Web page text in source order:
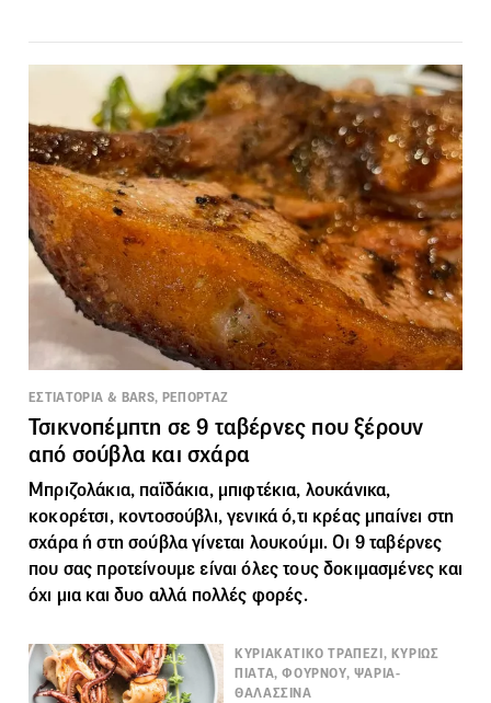
ΕΣΤΙΑΤΟΡΙΑ & BARS, ΡΕΠΟΡΤΑΖ
Τσικνοπέμπτη σε 9 ταβέρνες που ξέρουν
από σούβλα και σχάρα
Μπριζολάκια, παϊδάκια, μπιφτέκια, λουκάνικα,
κοκορέτσι, κοντοσούβλι, γενικά ό,τι κρέας μπαίνει στη
σχάρα ή στη σούβλα γίνεται λουκούμι. Οι 9 ταβέρνες
που σας προτείνουμε είναι όλες τους δοκιμασμένες και
όχι μια και δυο αλλά πολλές φορές.
ΚΥΡΙΑΚΑΤΙΚΟ ΤΡΑΠΕΖΙ, ΚΥΡΙΩΣ
ΠΙΑΤΑ, ΦΟΥΡΝΟΥ, ΨΑΡΙΑ-
ΘΑΛΑΣΣΙΝΑ